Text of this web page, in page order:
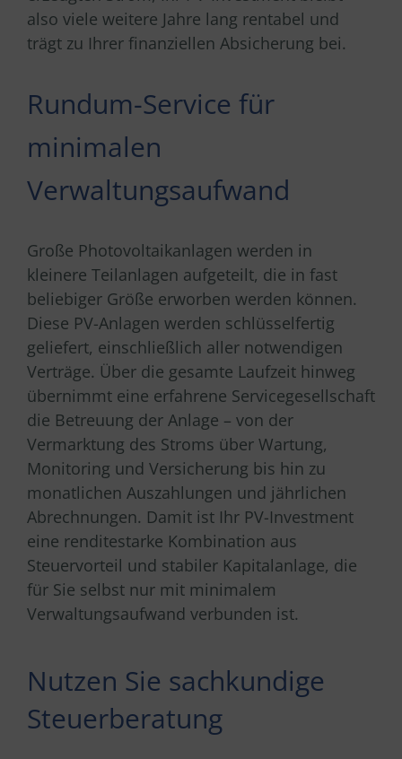
also viele weitere Jahre lang rentabel und
trägt zu Ihrer finanziellen Absicherung bei.
Rundum-Service für
minimalen
Verwaltungsaufwand
Große Photovoltaikanlagen werden in
kleinere Teilanlagen aufgeteilt, die in fast
beliebiger Größe erworben werden können.
Diese PV-Anlagen werden schlüsselfertig
geliefert, einschließlich aller notwendigen
Verträge. Über die gesamte Laufzeit hinweg
übernimmt eine erfahrene Servicegesellschaft
die Betreuung der Anlage – von der
Vermarktung des Stroms über Wartung,
Monitoring und Versicherung bis hin zu
monatlichen Auszahlungen und jährlichen
Abrechnungen. Damit ist Ihr PV-Investment
eine renditestarke Kombination aus
Steuervorteil und stabiler Kapitalanlage, die
für Sie selbst nur mit minimalem
Verwaltungsaufwand verbunden ist.
Nutzen Sie sachkundige
Steuerberatung